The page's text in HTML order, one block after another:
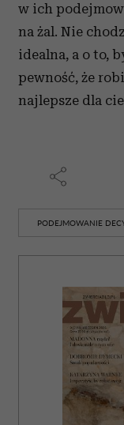
w ich
na żal. Nie
idealna, a o to,
pewność, że
najlepsze dla
PODEJMOWANIE